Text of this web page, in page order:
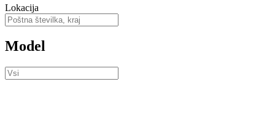
Lokacija
Model